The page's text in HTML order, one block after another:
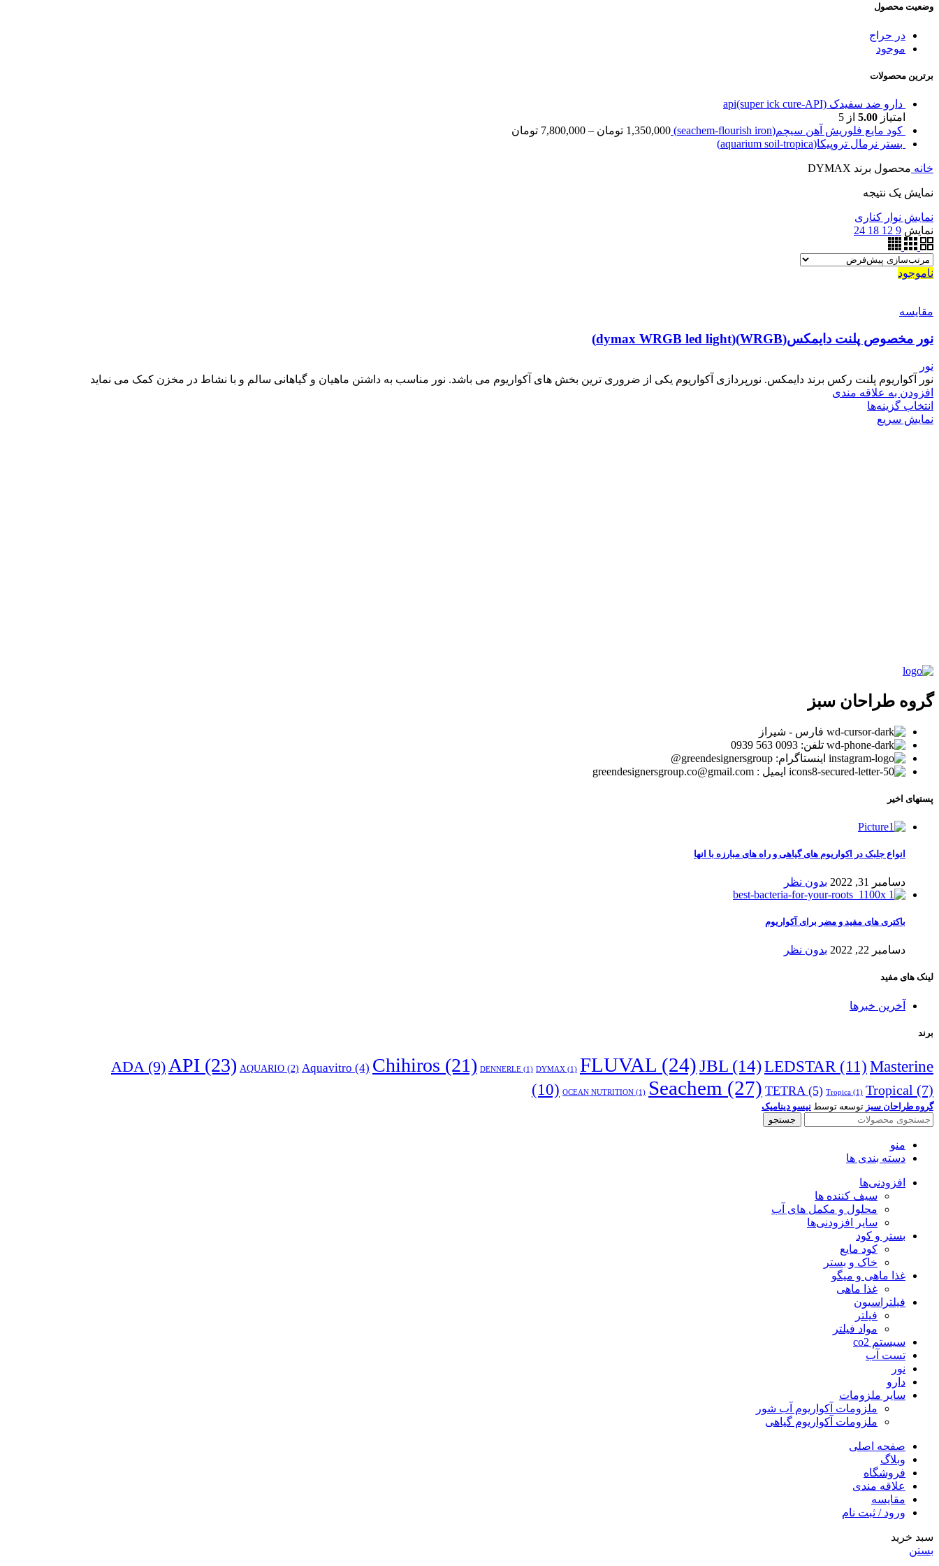
وضعیت محصول
در حراج
موجود
برترین محصولات
دارو ضد سفیدک api(super ick cure-API)
امتیاز 5.00 از 5
کود مایع فلوریش آهن سیچم(seachem-flourish iron)
1,350,000 تومان –
7,800,000 تومان
بستر نرمال تروپیکا(aquarium soil-tropica)
خانه محصول برند DYMAX
نمایش یک نتیجه
نمایش نوار کناری
نمایش 9
12
18
24
ناموجود
مقايسه
نور مخصوص پلنت دایمکس(WRGB)(dymax WRGB led light)
نور
نور آکواریوم پلنت رکس برند دایمکس. نورپردازی آکواریوم یکی از ضروری ترین بخش های آکواریوم می باشد. نور مناسب به داشتن ماهیان و گیاهانی سالم و با نشاط در مخزن کمک می نماید
افزودن به علاقه مندی
انتخاب گزینه‌ها
نمایش سریع
گروه طراحان سبز
فارس - شیراز
تلفن: 0093 563 0939
اینستاگرام: greendesignersgroup@
ایمیل : greendesignersgroup.co@gmail.com
پستهای اخیر
انواع جلبک در اکواریوم های گیاهی و راه های مبارزه با انها
دسامبر 31, 2022 بدون نظر
باکتری های مفید و مضر برای آکواریوم
دسامبر 22, 2022 بدون نظر
لینک های مفید
آخرین خبرها
برند
ADA (9) API (23) AQUARIO (2) Aquavitro (4) Chihiros (21) DENNERLE (1) DYMAX (1) FLUVAL (24)JBL (14)LEDSTAR (11) Masterine
(10) OCEAN NUTRITION (1) Seachem (27) TETRA (5) Tropica (1) Tropical (7)
گروه طراحان سبز توسعه توسط نیسو دینامیک
جستجو
منو
دسته بندی ها
افزودنی‌ها
سیف کننده ها
محلول و مکمل های آب
سایر افزودنی‌ها
بستر و کود
کود مایع
خاک و بستر
غذا ماهی و میگو
غذا ماهی
فیلتراسیون
فیلتر
مواد فیلتر
سیستم co2
تست آب
نور
دارو
سایر ملزومات
ملزومات آکواریوم آب شور
ملزومات آکواریوم گیاهی
صفحه اصلی
وبلاگ
فروشگاه
علاقه مندی
مقايسه
ورود / ثبت نام
سبد خرید
بستن